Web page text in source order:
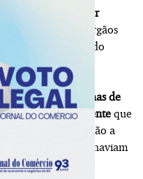
final deverá
sofrer
enviada a órgãos
de componentes do
ignorou falhas de
deficiente que
, como em relação a
aeronave que já haviam